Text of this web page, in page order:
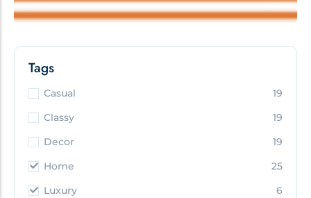
Tags
Casual
19
Classy
19
Decor
19
Home
25
Luxury
6